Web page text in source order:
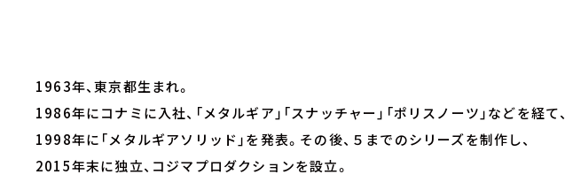
1963年、東京都生まれ。
1986年にコナミに入社、「メタルギア」「スナッチャー」「ポリスノーツ」などを経て、
1998年に「メタルギアソリッド」を発表。その後、５までのシリーズを制作し、
2015年末に独立、コジマプロダクションを設立。